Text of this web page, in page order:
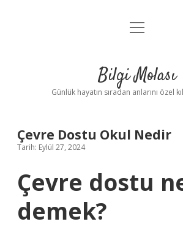
Anasayfa
Yasal Uyarı
menüyü
Bilgi Molası
Günlük hayatın sıradan anlarını özel
Çevre Dostu Okul Nedir
Tarih: Eylül 27, 2024
Çevre dostu
demek?